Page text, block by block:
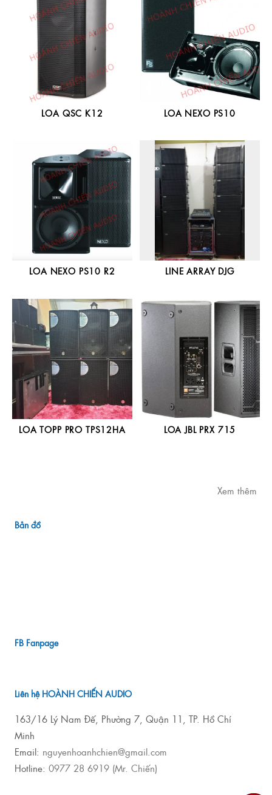
LOA QSC K12 LOA NEXO PS10
LOA NEXO PS10 R2 LINE ARRAY DJG
LOA TOPP PRO TPS12HA LOA JBL PRX 715
Xem thêm
Bản đồ
FB Fanpage
Liên hệ HOÀNH CHIẾN AUDIO
163/16 Lý Nam Đế, Phường 7, Quận 11, TP. Hồ Chí
Minh
Email: nguyenhoanhchien@gmail.com
Hotline: 0977 28 6919 (Mr. Chiến)